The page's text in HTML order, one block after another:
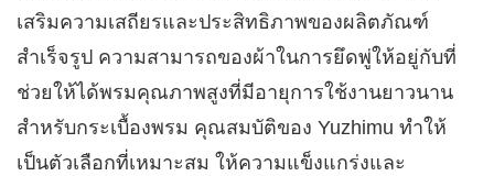
เสริมความเสถียรและประสิทธิภาพของผลิตภัณฑ์
สำเร็จรูป ความสามารถของผ้าในการยึดพู่ให้อยู่กับที่
ช่วยให้ได้พรมคุณภาพสูงที่มีอายุการใช้งานยาวนาน
สำหรับกระเบื้องพรม คุณสมบัติของ Yuzhimu ทำให้
เป็นตัวเลือกที่เหมาะสม ให้ความแข็งแกร่งและ